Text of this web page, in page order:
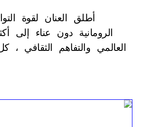
أطلق العنان لقوة
العالمي والتفاهم